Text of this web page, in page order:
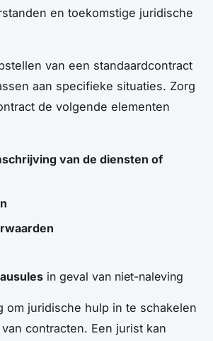
en toekomstige juridische
van een standaardcontract
aan specifieke situaties. Zorg
de volgende elementen
van de diensten of
in geval van niet-naleving
om juridische hulp in te schakelen
contracten. Een jurist kan